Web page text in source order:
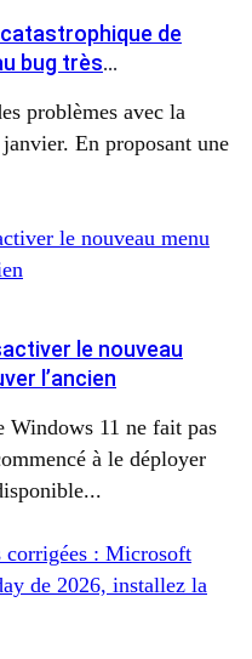
de
bug très
problèmes avec la
En proposant une
le nouveau
l’ancien
Windows 11 ne fait pas
à le déployer